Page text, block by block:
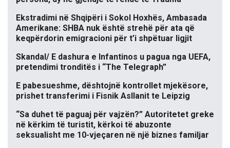
Ekstradimi në Shqipëri i Sokol Hoxhës, Ambasada
Amerikane: SHBA nuk është strehë për ata që
keqpërdorin emigracioni për t’i shpëtuar ligjit
Skandal/ E dashura e Infantinos u pagua nga UEFA,
pretendimi tronditës i “The Telegraph”
E pabesueshme, dështojnë kontrollet mjekësore,
prishet transferimi i Fisnik Asllanit te Leipzig
“Sa duhet të paguaj për vajzën?” Autoritetet greke
në kërkim të turistit, kërkoi të abuzonte
seksualisht me 10-vjeçaren në një biznes familjar